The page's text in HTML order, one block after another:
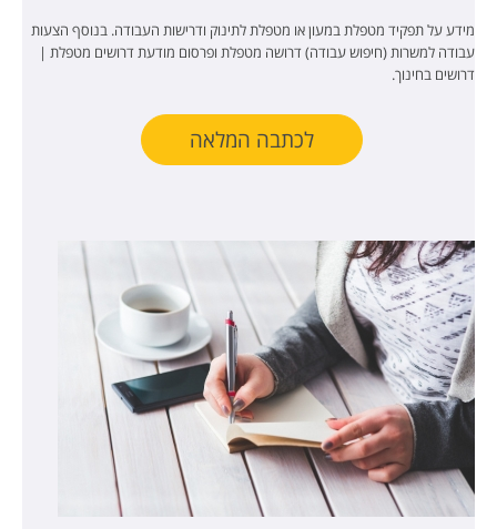
מידע על תפקיד מטפלת במעון או מטפלת לתינוק ודרישות העבודה. בנוסף הצעות
עבודה למשרות (חיפוש עבודה) דרושה מטפלת ופרסום מודעת דרושים מטפלת |
דרושים בחינוך.
לכתבה המלאה